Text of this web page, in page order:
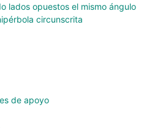
lados opuestos el mismo ángulo
circunscrita
de apoyo